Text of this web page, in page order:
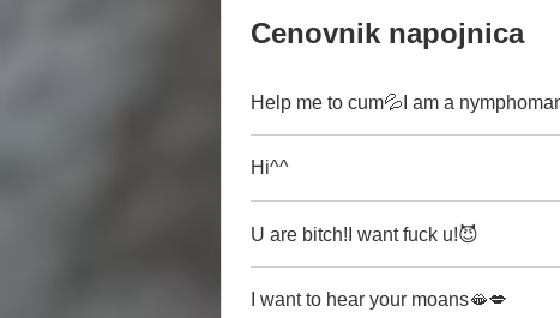
Cenovnik napojnica
Help me to cum💦I am a
Hi^^
U are bitch!I want fuck u!😈
I want to hear your moans🫦💋